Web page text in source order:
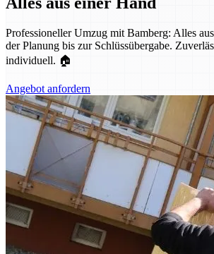
Professioneller Umzug mit Bamberg: Alles
der Planung bis zur Schlüssübergabe.
individuell. 🏠
Angebot anfordern